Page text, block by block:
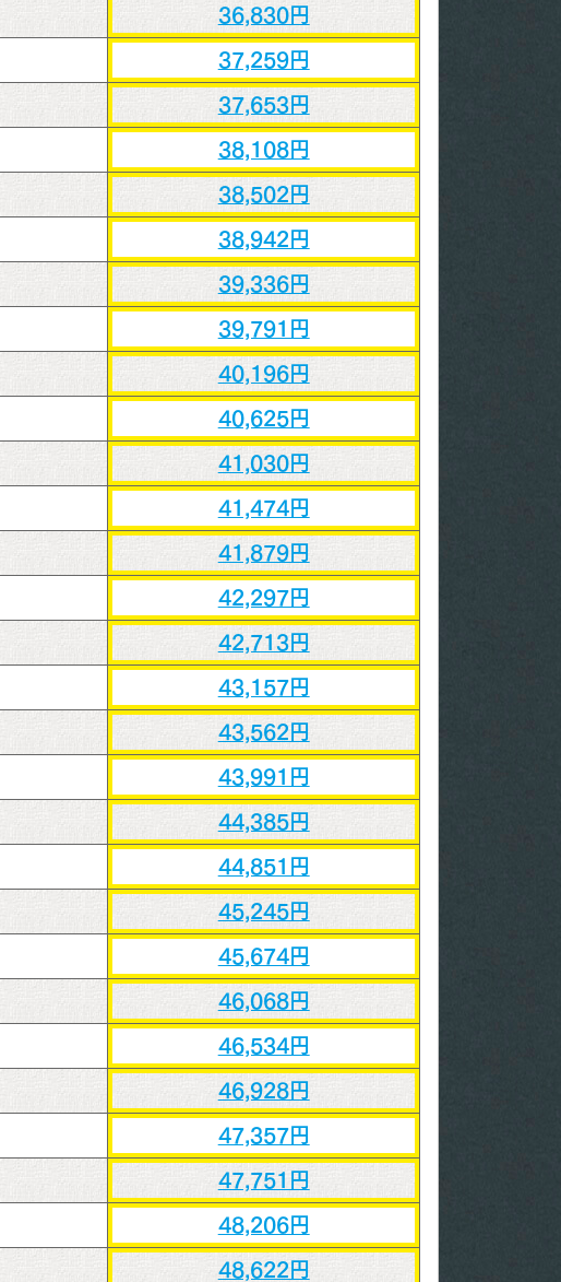
36,830円
37,259円
37,653円
38,108円
38,502円
38,942円
39,336円
39,791円
40,196円
40,625円
41,030円
41,474円
41,879円
42,297円
42,713円
43,157円
43,562円
43,991円
44,385円
44,851円
45,245円
45,674円
46,068円
46,534円
46,928円
47,357円
47,751円
48,206円
48,622円